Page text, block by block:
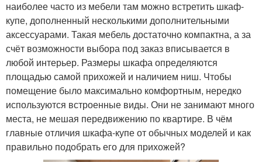
наиболее часто из мебели там можно встретить шкаф-
купе, дополненный несколькими дополнительными
аксессуарами. Такая мебель достаточно компактна, а за
счёт возможности выбора под заказ вписывается в
любой интерьер. Размеры шкафа определяются
площадью самой прихожей и наличием ниш. Чтобы
помещение было максимально комфортным, нередко
используются встроенные виды. Они не занимают много
места, не мешая передвижению по квартире. В чём
главные отличия шкафа-купе от обычных моделей и как
правильно подобрать его для прихожей?